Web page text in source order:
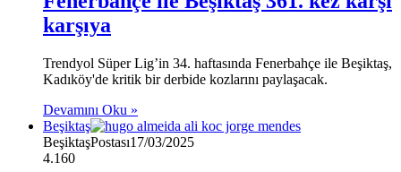
karşıya
Trendyol Süper Lig’in 34. haftasında Fenerbahçe ile Beşiktaş,
Kadıköy'de kritik bir derbide kozlarını paylaşacak.
Devamını Oku »
Beşiktaş
BeşiktaşPostası17/03/2025
4.160